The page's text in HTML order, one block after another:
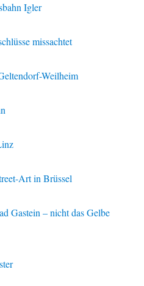
Igler
missachtet
Weilheim
Art in Brüssel
Gastein – nicht das Gelbe